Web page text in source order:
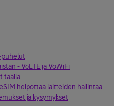
puhelut
- VoLTE ja VoWiFi
täällä
helpottaa laitteiden hallintaa
ja kysymykset